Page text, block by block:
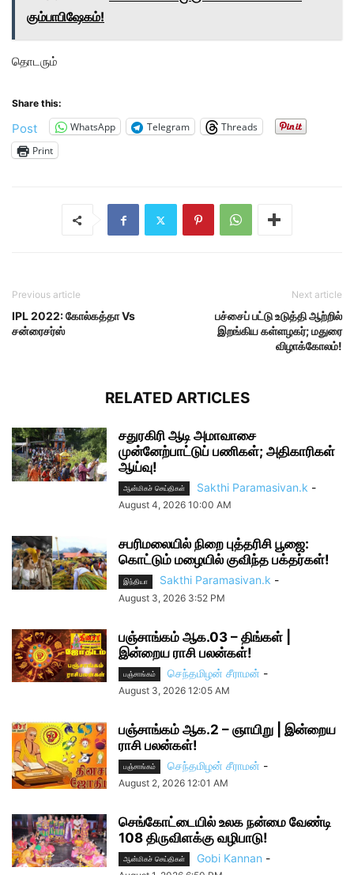
கும்பாபிஷேகம்!
தொடரும்
Share this:
Post WhatsApp Telegram
Threads
Print
Previous article
IPL 2022: கோல்கத்தா Vs
சன்ரைசர்ஸ்
Next article
பச்சைப் பட்டு உடுத்தி ஆற்றில்
இறங்கிய கள்ளழகர்; மதுரை
விழாக்கோலம்!
RELATED ARTICLES
சதுரகிரி ஆடி அமாவாசை
முன்னேற்பாட்டுப் பணிகள்; அதிகாரிகள்
ஆய்வு!
ஆன்மிகச் செய்திகள் Sakthi Paramasivan.k -
August 4, 2026 10:00 AM
சபரிமலையில் நிறை புத்தரிசி பூஜை:
கொட்டும் மழையில் குவிந்த பக்தர்கள்!
இந்தியா Sakthi Paramasivan.k -
August 3, 2026 3:52 PM
பஞ்சாங்கம் ஆக.03 – திங்கள் |
இன்றைய ராசி பலன்கள்!
பஞ்சாங்கம் செந்தமிழன் சீராமன் -
August 3, 2026 12:05 AM
பஞ்சாங்கம் ஆக.2 – ஞாயிறு | இன்றைய
ராசி பலன்கள்!
பஞ்சாங்கம் செந்தமிழன் சீராமன் -
August 2, 2026 12:01 AM
செங்கோட்டையில் உலக நன்மை வேண்டி
108 திருவிளக்கு வழிபாடு!
ஆன்மிகச் செய்திகள் Gobi Kannan -